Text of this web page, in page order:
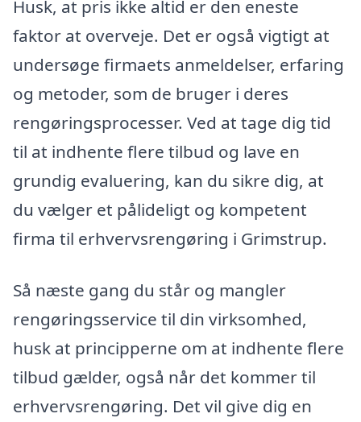
Husk, at pris ikke altid er den eneste
faktor at overveje. Det er også vigtigt at
undersøge firmaets anmeldelser, erfaring
og metoder, som de bruger i deres
rengøringsprocesser. Ved at tage dig tid
til at indhente flere tilbud og lave en
grundig evaluering, kan du sikre dig, at
du vælger et pålideligt og kompetent
firma til erhvervsrengøring i Grimstrup.
Så næste gang du står og mangler
rengøringsservice til din virksomhed,
husk at principperne om at indhente flere
tilbud gælder, også når det kommer til
erhvervsrengøring. Det vil give dig en